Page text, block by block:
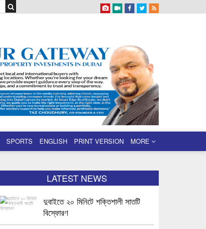
SPORTS ENGLISH PRINT VERSION MORE
LATEST NEWS
দুবাইতে ২০ মিনিটে শক্তিশালী সাতটি
বিস্ফোরণ